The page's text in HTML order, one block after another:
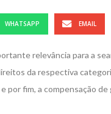
WHATSAPP EMAIL
relevância para a
da respectiva
por fim, a compensação